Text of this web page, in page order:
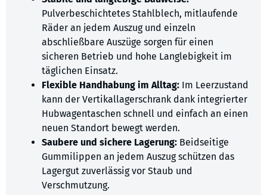
Pulverbeschichtetes Stahlblech, mitlaufende
Räder an jedem Auszug und einzeln
abschließbare Auszüge sorgen für einen
sicheren Betrieb und hohe Langlebigkeit im
täglichen Einsatz.
Flexible Handhabung im Alltag: Im Leerzustand
kann der Vertikallagerschrank dank integrierter
Hubwagentaschen schnell und einfach an einen
neuen Standort bewegt werden.
Saubere und sichere Lagerung: Beidseitige
Gummilippen an jedem Auszug schützen das
Lagergut zuverlässig vor Staub und
Verschmutzung.